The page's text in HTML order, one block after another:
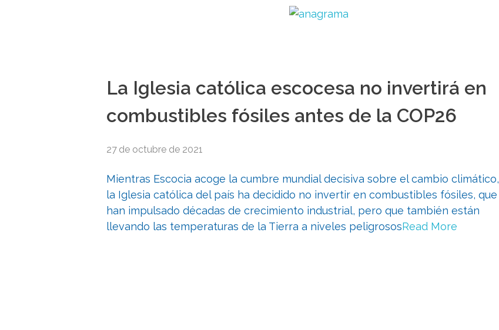
La Iglesia católica escocesa no invertirá en
combustibles fósiles antes de la COP26
27 de octubre de 2021
Mientras Escocia acoge la cumbre mundial decisiva sobre el cambio climático,
la Iglesia católica del país ha decidido no invertir en combustibles fósiles, que
han impulsado décadas de crecimiento industrial, pero que también están
llevando las temperaturas de la Tierra a niveles peligrososRead More